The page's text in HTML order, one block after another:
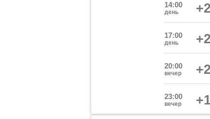
14:00
день
17:00
день
20:00
вечер
23:00
вечер